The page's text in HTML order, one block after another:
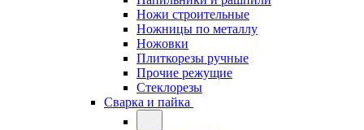
Ножи строительные
Ножницы по металлу
Ножовки
Плиткорезы ручные
Прочие режущие
Стеклорезы
Сварка и пайка